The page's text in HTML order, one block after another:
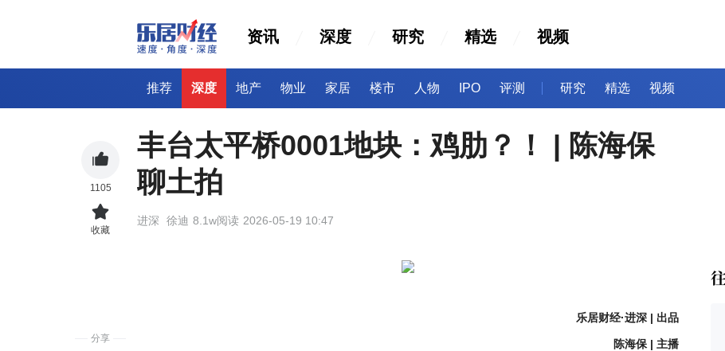
资讯 深度 研究 精选 视频
推荐 深度 地产 物业 家居 楼市 人物 IPO 评测 研究 精选 视频
丰台太平桥0001地块：鸡肋？！ | 陈海保
聊土拍
进深 徐迪 8.1w阅读 2026-05-19 10:47
乐居财经·进深 | 出品
陈海保 | 主播
1105
收藏
分享